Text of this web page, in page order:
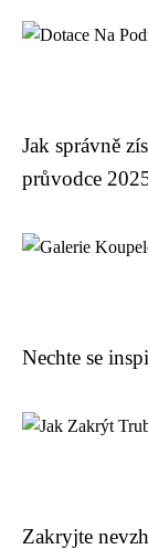
Jak správně
průvodce
Nechte se
Zakryjte